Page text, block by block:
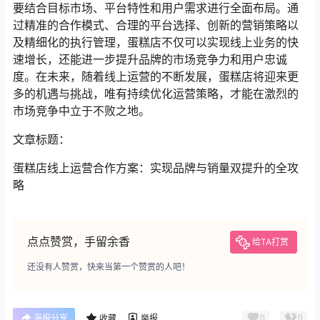
要结合目标市场、平台特性和用户需求进行全面布局。通
过精准的合作模式、合理的平台选择、创新的营销策略以
及精细化的执行管理，蛋糕店不仅可以实现线上业务的快
速增长，还能进一步提升品牌的市场竞争力和用户忠诚
度。在未来，随着线上运营的不断发展，蛋糕店将迎来更
多的机遇与挑战，唯有持续优化运营策略，才能在激烈的
市场竞争中立于不败之地。
文章标题：
蛋糕店线上运营合作方案：实现品牌与销量双提升的全攻
略
点点赞赏，手留余香 给TA打赏
还没有人赞赏，快来当第一个赞赏的人吧！
0 0